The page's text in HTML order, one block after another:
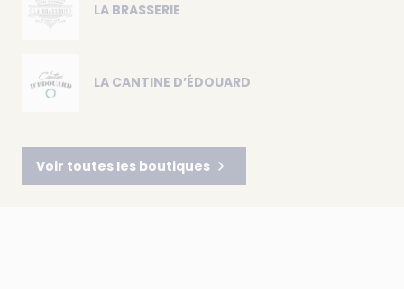
LA BRASSERIE
LA CANTINE D’ÉDOUARD
Voir toutes les boutiques